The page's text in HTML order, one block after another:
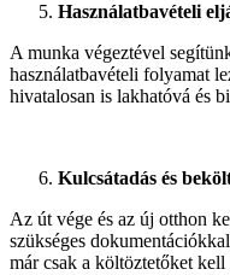
Használatbavételi
A munka végeztével
használatbavételi folyamat
hivatalosan is lakhatóvá és
Kulcsátadás és
Az út vége és az új otthon
szükséges
már csak a költöztetőket